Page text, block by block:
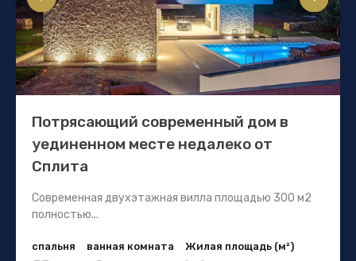
Потрясающий современный дом в
уединенном месте недалеко от
Сплита
Современная двухэтажная вилла площадью 300 м2
полностью...
спальня
ванная комната
Жилая площадь (м²)